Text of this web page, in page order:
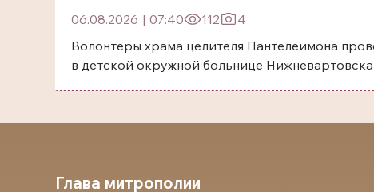
06.08.2026 | 07:40 112
4
Волонтеры храма целителя Пантелеимона
в детской окружной больнице Нижневартовска
Глава митрополии